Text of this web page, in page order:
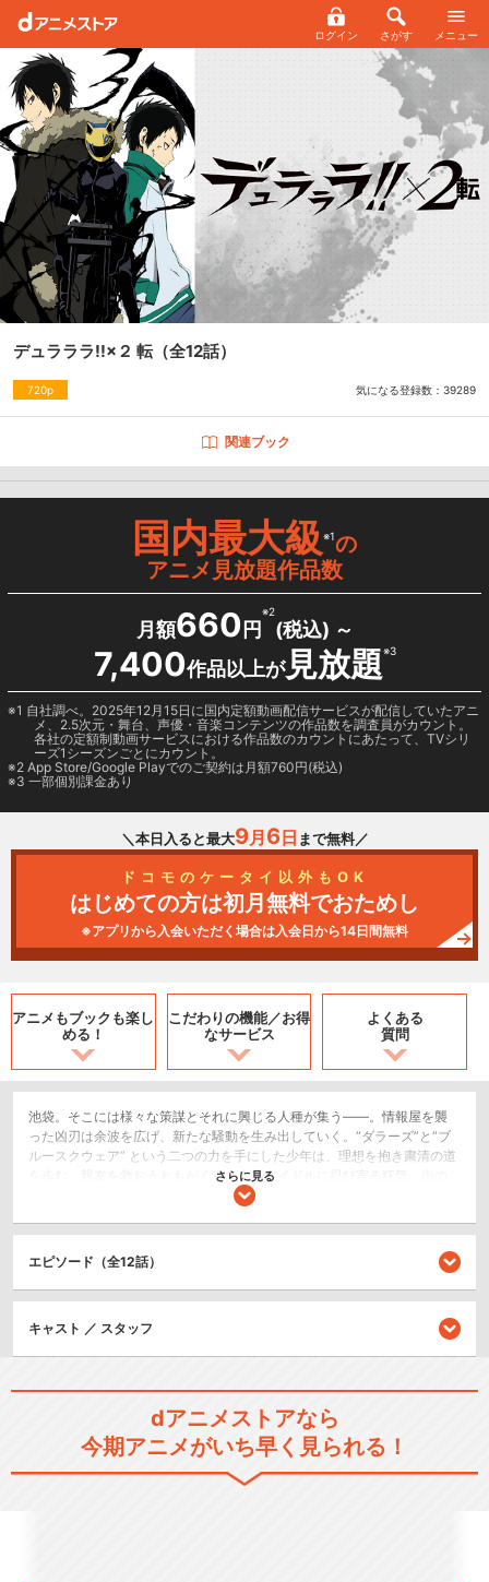
ログイン さがす メニュー
デュラララ!!×２ 転（全12話）
720p 気になる登録数： 39289
関連ブック
国内最大級※1の
アニメ見放題作品数
月額660 円
※2
(税込) ～
7,400作品以上が見放題※3
1 自社調べ。2025年12月15日に国内定額動画配信サービスが配信していたアニ
メ、2.5次元・舞台、声優・音楽コンテンツの作品数を調査員がカウント。
各社の定額制動画サービスにおける作品数のカウントにあたって、TVシリ
ーズ1シーズンごとにカウント。
2 App Store/Google Playでのご契約は月額760円(税込)
3 一部個別課金あり
＼本日入ると最大9月 6日 まで無料／
ドコモのケータイ以外もOK
はじめての方は初月無料でおためし
※アプリから入会いただく場合は入会日から14日間無料
アニメもブックも楽し
める！
こだわりの機能／お得
なサービス
よくある
質問
池袋。そこには様々な策謀とそれに興じる人種が集う――。情報屋を襲
った凶刃は余波を広げ、新たな騒動を生み出していく。“ダラーズ”と“ブ
ルースクウェア” という二つの力を手にした少年は、理想を抱き粛清の道
を歩む。親友を救おうともがく者、人気アイドルに忍び寄る狂気、街の
裏側で暗躍を始める新たな勢力……。数多の事件と思惑が絡み合い、物語
ホラー/サスペンス/推理
シリーズ／関連のアニメ作品
デュラララ!!
さらに見る
エピソード（全12話）
キャスト ／ スタッフ
dアニメストアなら
今期アニメがいち早く見られる！